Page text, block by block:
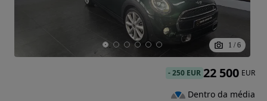
1 / 6
-250 EUR 22 500 EUR
Dentro da média